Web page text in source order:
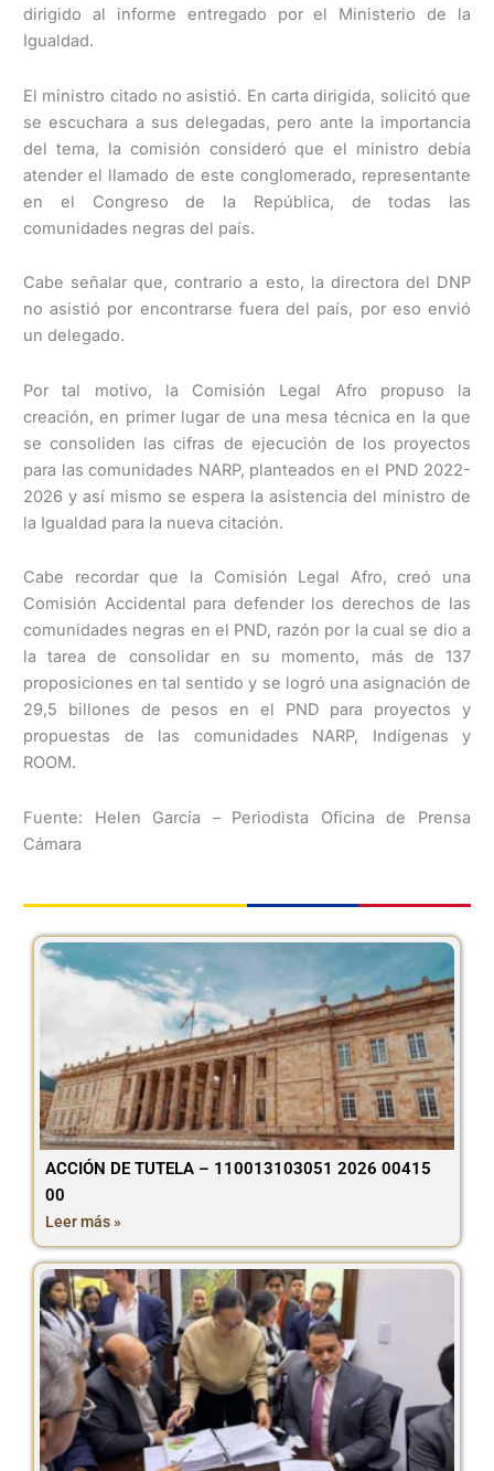
dirigido al informe entregado por el Ministerio de la
Igualdad.
El ministro citado no asistió. En carta dirigida, solicitó que
se escuchara a sus delegadas, pero ante la importancia
del tema, la comisión consideró que el ministro debía
atender el llamado de este conglomerado, representante
en el Congreso de la República, de todas las
comunidades negras del país.
Cabe señalar que, contrario a esto, la directora del DNP
no asistió por encontrarse fuera del país, por eso envió
un delegado.
Por tal motivo, la Comisión Legal Afro propuso la
creación, en primer lugar de una mesa técnica en la que
se consoliden las cifras de ejecución de los proyectos
para las comunidades NARP, planteados en el PND 2022-
2026 y así mismo se espera la asistencia del ministro de
la Igualdad para la nueva citación.
Cabe recordar que la Comisión Legal Afro, creó una
Comisión Accidental para defender los derechos de las
comunidades negras en el PND, razón por la cual se dio a
la tarea de consolidar en su momento, más de 137
proposiciones en tal sentido y se logró una asignación de
29,5 billones de pesos en el PND para proyectos y
propuestas de las comunidades NARP, Indígenas y
ROOM.
Fuente: Helen García – Periodista Oficina de Prensa
Cámara
ACCIÓN DE TUTELA – 110013103051 2026 00415
00
Leer más »